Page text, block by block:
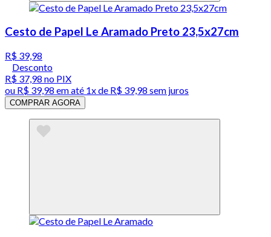
Cesto de Papel Le Aramado Preto 23,5x27cm
R$ 39,98
Desconto
R$ 37,98 no PIX
ou R$ 39,98 em até 1x de R$ 39,98 sem juros
COMPRAR AGORA